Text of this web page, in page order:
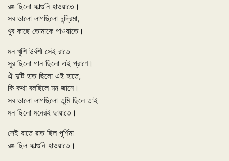
রঙ ছিলো ফাল্গুনি হাওয়াতে।
সব ভালো লাগছিলো চন্দ্রিমা,
খুব কাছে তোমাকে পাওয়াতে।
মন খুশি উর্বশী সেই রাতে
সুর ছিলো গান ছিলো এই প্রাণে।
ঐ দুটি হাত ছিলো এই হাতে,
কি কথা বলছিলে মন জানে।
সব ভালো লাগছিলো তুমি ছিলে তাই
মন ছিলো মনেরই ছায়াতে।
সেই রাতে রাত ছিল পূর্ণিমা
রঙ ছিল ফাল্গুনি হাওয়াতে।